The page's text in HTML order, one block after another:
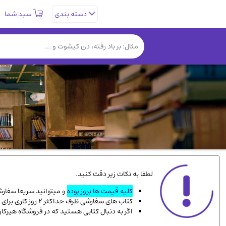
دسته بندی سبد شما
کتب نادر و کمیاب(19)
فلسفه و جامعه شناسی(151)
دانشگاهی و آموزشی(534)
ورزشی و تربیت بدنی
سیاسی(116)
کتاب های مصور رنگی و گلاسه(23)
دایره المعارف و فرهنگ
سینما و فیلم
زندگینامه شهدا
لطفا به نکات زیر دقت کنید.
کلیه قیمت ها بروز بودهو میتوانید سریعا
کتاب های سفارشی ظرف حداکثر 2 روز کاری برای پست پیشتاز، و 3 روز کاری برای پست سفارشی، به دست شما میرسد.
اگر به دنبال کتابی هستید که در فروشگاه